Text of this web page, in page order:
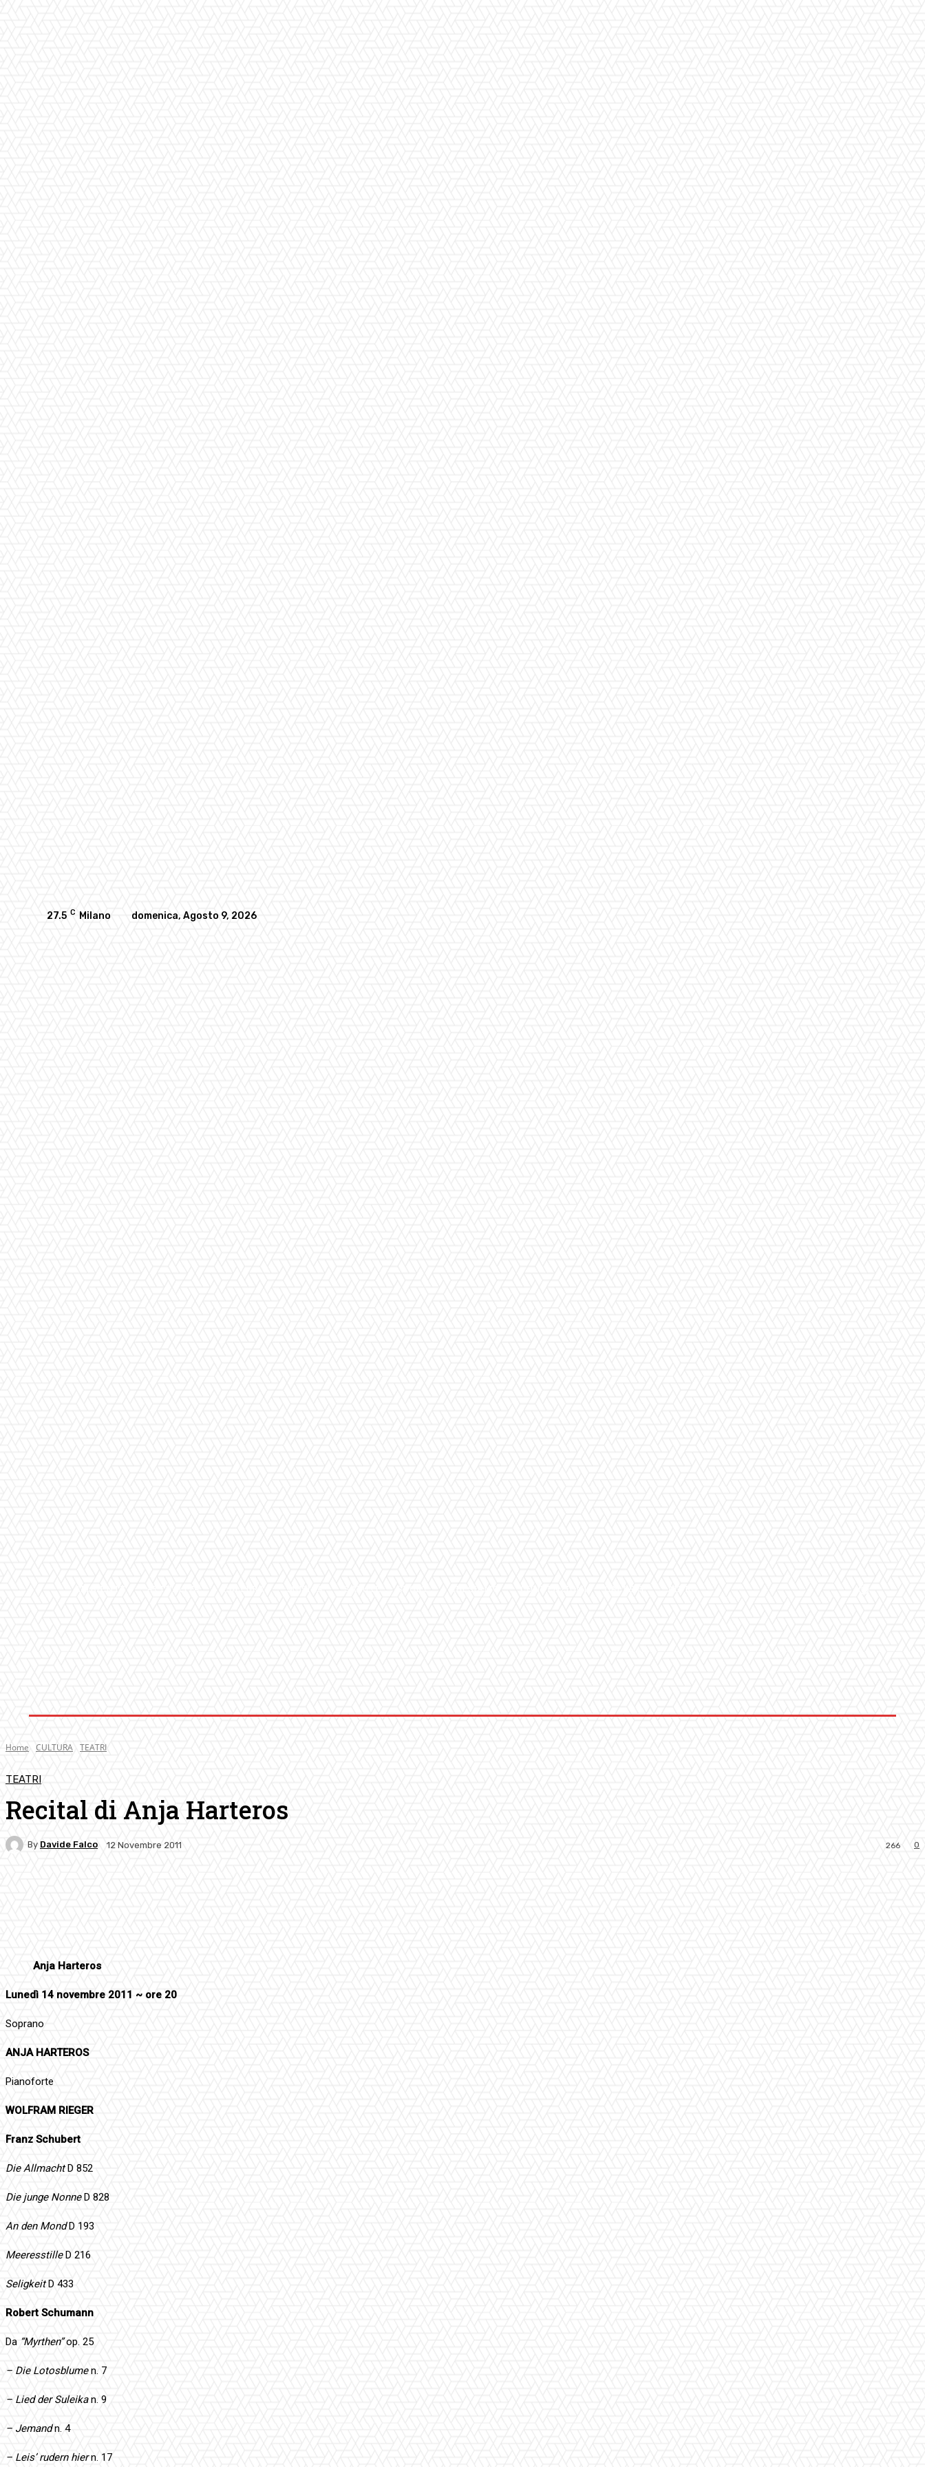
27.5 C Milano domenica, Agosto 9, 2026
Home CULTURA TEATRI
TEATRI
Recital di Anja Harteros
By Davide Falco 12 Novembre 2011 0
266
Anja Harteros
Lunedì 14 novembre 2011 ~ ore 20
Soprano
ANJA HARTEROS
Pianoforte
WOLFRAM RIEGER
Franz Schubert
Die AllmachtD 852
Die junge NonneD 828
An den MondD 193
MeeresstilleD 216
SeligkeitD 433
Robert Schumann
Da “Myrthen”op. 25
– Die Lotosblumen. 7
– Lied der Suleikan. 9
– Jemandn. 4
– Leis’ rudern hiern. 17